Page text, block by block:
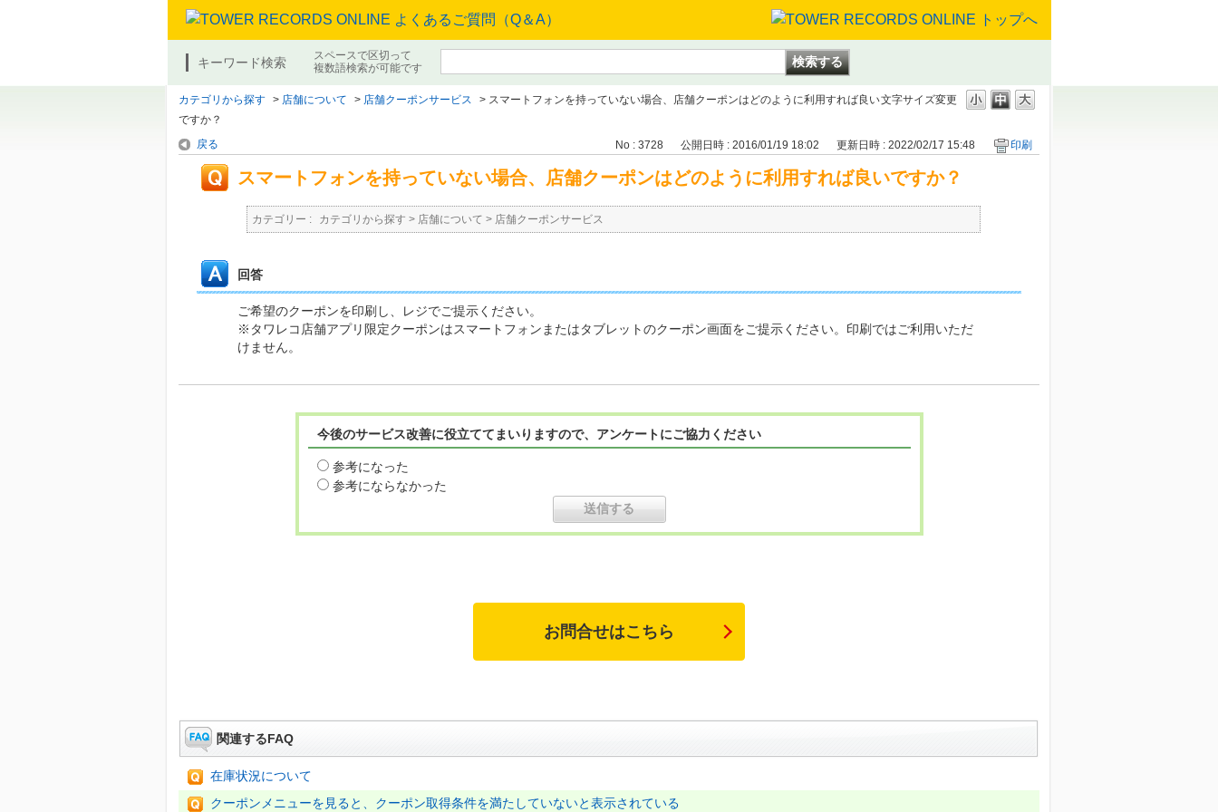
キーワード検索
スペースで区切って
複数語検索が可能です
文字サイズ変更
カテゴリから探す > 店舗について > 店舗クーポンサービス > スマートフォンを持っていない場合、店舗クーポンはどのように利用すれば良い
ですか？
戻る
No : 3728 公開日時 : 2016/01/19 18:02 更新日時 : 2022/02/17 15:48 印刷
スマートフォンを持っていない場合、店舗クーポンはどのように利用すれば良いですか？
カテゴリー : カテゴリから探す > 店舗について > 店舗クーポンサービス
回答
ご希望のクーポンを印刷し、レジでご提示ください。
※タワレコ店舗アプリ限定クーポンはスマートフォンまたはタブレットのクーポン画面をご提示ください。印刷ではご利用いただ
けません。
今後のサービス改善に役立ててまいりますので、アンケートにご協力ください
参考になった
参考にならなかった
お問合せはこちら
関連するFAQ
在庫状況について
クーポンメニューを見ると、クーポン取得条件を満たしていないと表示されている